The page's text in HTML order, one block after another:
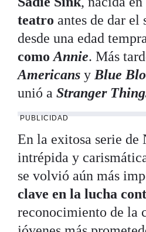
teatro antes de dar
desde una edad
comoAnnie. Más
Americans y Blue
unió aStranger
PUBLICIDAD
En la exitosa serie
intrépida y
se volvió aún más
clave en la lucha
reconocimiento de la